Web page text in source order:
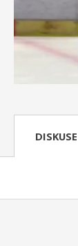
DISKUSE